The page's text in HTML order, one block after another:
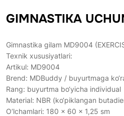
GIMNASTIKA
Gimnastika gilam MD9004
Texnik xususiyatlari:
Artikul: MD9004
Brend: MDBuddy / buyurtmaga
Rang: buyurtma bo‘yicha individual
Material: NBR (ko‘piklangan
O‘lchamlari: 180 × 60 × 1,25 sm